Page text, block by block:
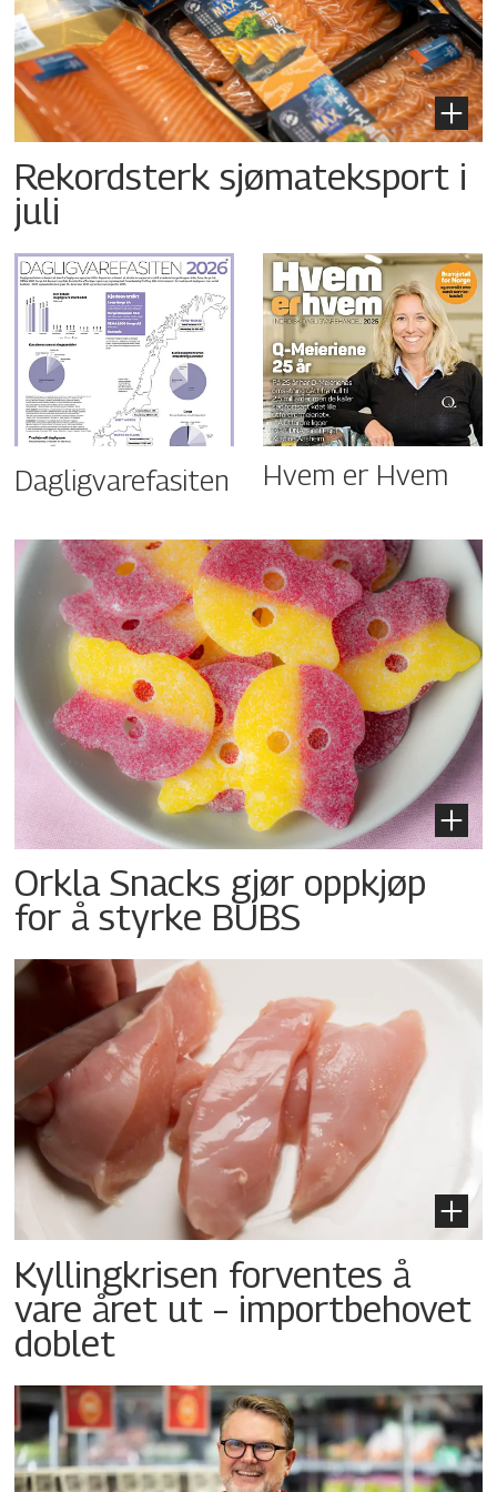
Rekordsterk sjømateksport i
juli
Dagligvarefasiten Hvem er Hvem
Orkla Snacks gjør oppkjøp
for å styrke BUBS
Kyllingkrisen forventes å
vare året ut – importbehovet
doblet